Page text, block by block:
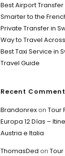
Best Airport
Smarter to the
Private Transfer in
Way to Travel
Best Taxi Service in
Travel Guide
Recent
Brandonrexon Tour
Europa 12 Días –
Austria e Italia
ThomasDed on